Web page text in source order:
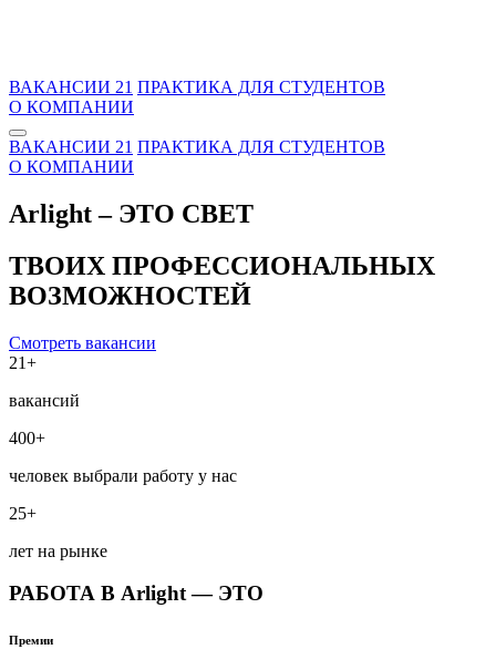
ВАКАНСИИ 21 ПРАКТИКА ДЛЯ СТУДЕНТОВ
О КОМПАНИИ
ВАКАНСИИ 21 ПРАКТИКА ДЛЯ СТУДЕНТОВ
О КОМПАНИИ
Arlight – ЭТО СВЕТ
ТВОИХ ПРОФЕССИОНАЛЬНЫХ
ВОЗМОЖНОСТЕЙ
Смотреть вакансии
21+
вакансий
400+
человек выбрали работу у нас
25+
лет на рынке
РАБОТА В Arlight — ЭТО
Премии